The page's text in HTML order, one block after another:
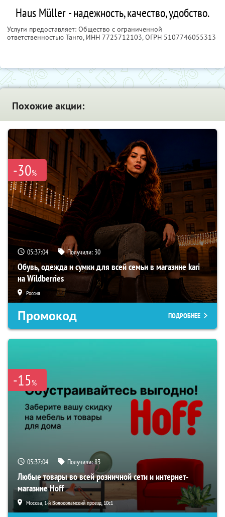
Haus Müller - надежность, качество, удобство.
Услуги предоставляет: Общество с ограниченной
ответственностью Танго, ИНН 7725712103, ОГРН 5107746055313
Похожие акции:
-30%
05:37:03 Получили: 30
Обувь, одежда и сумки для всей семьи в магазине kari
на Wildberries
Россия
Промокод ПОДРОБНЕЕ
-15%
05:37:03 Получили:83
Любые товары во всей розничной сети и интернет-
магазине Hoff
Москва, 1-й Волоколамский проезд, 10с1